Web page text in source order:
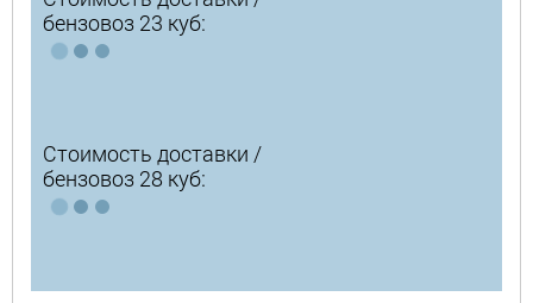
бензовоз 23 куб:
Стоимость доставки /
бензовоз 28 куб: